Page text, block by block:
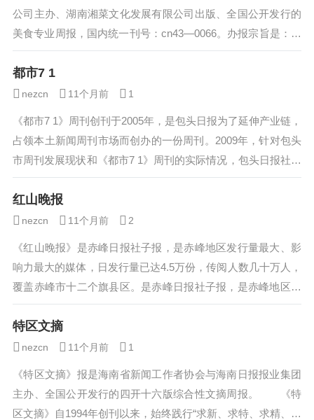
公司主办、湖南湘菜文化发展有限公司出版、全国公开发行的
美食专业周报，国内统一刊号：cn43—0066。办报宗旨是：弘
扬湘菜文化，推广湘菜新品，丰富...
都市7 1
nezcn 11个月前 1
《都市7 1》周刊创刊于2005年，是包头日报为了延伸产业链，
占领本土新闻周刊市场而创办的一份周刊。2009年，针对包头
市周刊发展现状和《都市7 1》周刊的实际情况，包头日报社领
导要求《都市7 1》周...
红山晚报
nezcn 11个月前 2
《红山晚报》是赤峰日报社子报，是赤峰地区发行量最大、影
响力最大的媒体，日发行量已达4.5万份，传阅人数几十万人，
覆盖赤峰市十二个旗县区。是赤峰日报社子报，是赤峰地区发
行量最大、影响力最大的媒体，日发行...
特区文摘
nezcn 11个月前 1
《特区文摘》报是海南省新闻工作者协会与海南日报报业集团
主办、全国公开发行的四开十六版综合性文摘周报。 《特
区文摘》自1994年创刊以来，始终践行“求新、求特、求精、求